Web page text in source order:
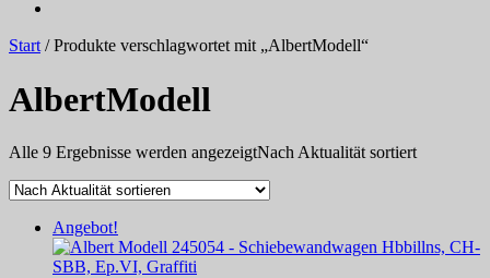
Start/ Produkte verschlagwortet mit „AlbertModell“
AlbertModell
Alle 9 Ergebnisse werden angezeigtNach Aktualität sortiert
Angebot!